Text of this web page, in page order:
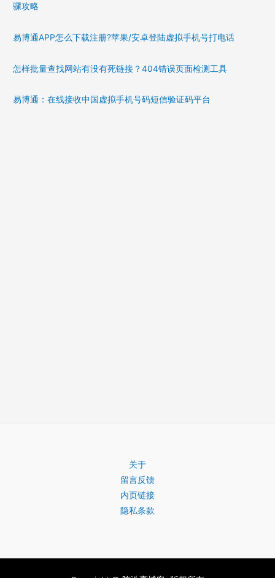
骤攻略
易博通APP怎么下载注册?苹果/安卓登陆虚拟手机号打电话
怎样批量查找网站有没有死链接？404错误页面检测工具
易博通：在线接收中国虚拟手机号码短信验证码平台
关于
留言反馈
内页链接
隐私条款